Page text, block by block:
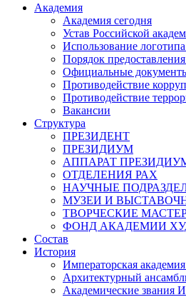
Академия
Академия сегодня
Устав Российской
Использование
Порядок
Официальные
Противодействие
Противодействие
Вакансии
Структура
ПРЕЗИДЕНТ
ПРЕЗИДИУМ
АППАРАТ
ОТДЕЛЕНИЯ РАХ
НАУЧНЫЕ
МУЗЕИ И
ТВОРЧЕСКИЕ
ФОНД АКАДЕМИИ
Состав
История
Императорская
Архитектурный
Академические звания